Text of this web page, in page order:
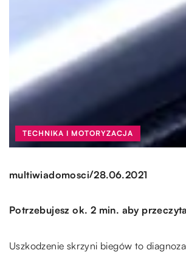
TECHNIKA I MOTORYZACJA
multiwiadomosci/28.06.2021
Potrzebujesz ok. 2 min. aby
Uszkodzenie skrzyni biegów to